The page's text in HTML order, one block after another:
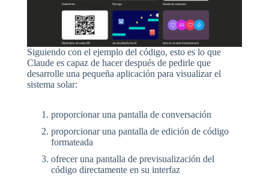
Siguiendo con el ejemplo del código, esto es lo que
Claude es capaz de hacer después de pedirle que
desarrolle una pequeña aplicación para visualizar el
sistema solar:
proporcionar una pantalla de conversación
proporcionar una pantalla de edición de código
formateada
ofrecer una pantalla de previsualización del
código directamente en su interfaz